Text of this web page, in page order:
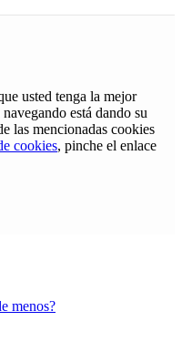
usted tenga la mejor
está dando su
las mencionadas cookies
cookies, pinche el enlace
menos?